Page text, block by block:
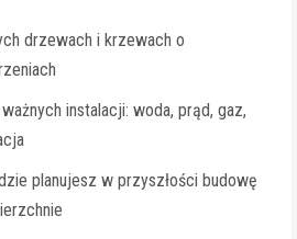
drzewach i krzewach o
instalacji: woda, prąd, gaz,
planujesz w przyszłości budowę